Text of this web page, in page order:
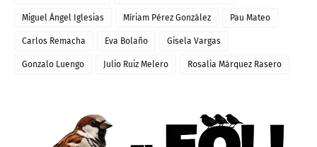
Miguel Ángel Iglesias Míriam Pérez González Pau Mateo
Carlos Remacha Eva Bolaño Gisela Vargas
Gonzalo Luengo Julio Ruiz Melero Rosalia Márquez Rasero